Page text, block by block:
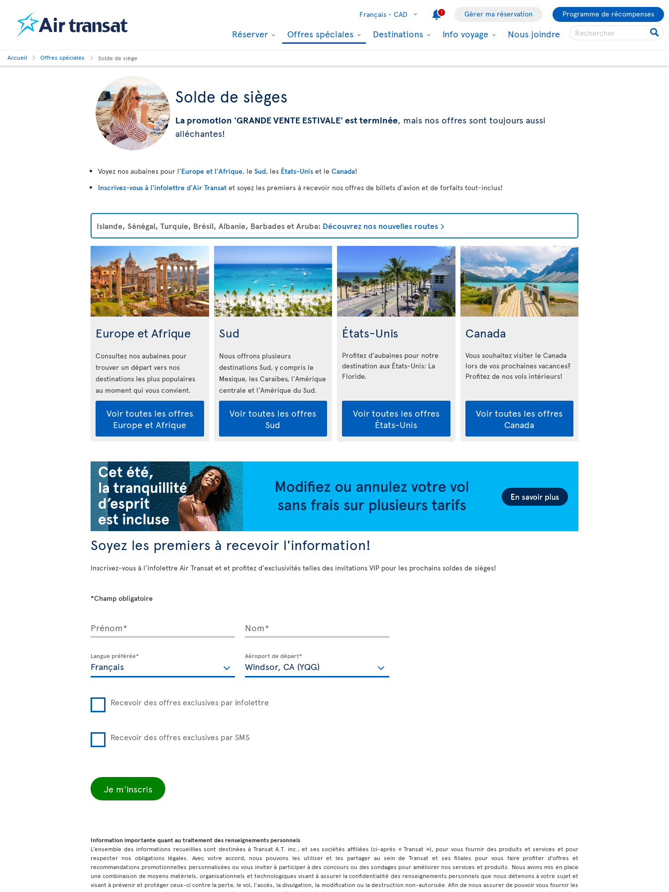
Français - CAD 1 Gérer ma réservation Programme de récompenses
Réserver Offres spéciales Destinations Info voyage Nous joindre
Accueil Offres spéciales Solde de siège
Solde de sièges
La promotion 'GRANDE VENTE ESTIVALE' est terminée, mais nos offres sont toujours aussi
alléchantes!
Voyez nos aubaines pour l'Europe et l'Afrique, le Sud, les États-Unis et le Canada!
Inscrivez-vous à l'infolettre d'Air Transat et soyez les premiers à recevoir nos offres de billets d'avion et de forfaits tout-inclus!
Islande, Sénégal, Turquie, Brésil, Albanie, Barbades et Aruba: Découvrez nos nouvelles routes
Europe et Afrique
Consultez nos aubaines pour
trouver un départ vers nos
destinations les plus populaires
au moment qui vous convient.
Voir toutes les offres
Europe et Afrique
Sud
Nous offrons plusieurs
destinations Sud, y compris le
Mexique, les Caraïbes, l'Amérique
centrale et l'Amérique du Sud.
Voir toutes les offres
Sud
États-Unis
Profitez d’aubaines pour notre
destination aux États-Unis: La
Floride.
Voir toutes les offres
États-Unis
Canada
Vous souhaitez visiter le Canada
lors de vos prochaines vacances?
Profitez de nos vols intérieurs!
Voir toutes les offres
Canada
Soyez les premiers à recevoir l'information!
Inscrivez-vous à l'infolettre Air Transat et et profitez d'exclusivités telles des invitations VIP pour les prochains soldes de sièges!
*Champ obligatoire
Prénom* Nom*
Langue préférée* Aéroport de départ*
Recevoir des offres exclusives par infolettre
Recevoir des offres exclusives par SMS
Je m'inscris
Information importante quant au traitement des renseignements personnels
L’ensemble des informations recueillies sont destinées à Transat A.T. inc., et ses sociétés affiliées (ci-après « Transat »), pour vous fournir des produits et services et pour
respecter nos obligations légales. Avec votre accord, nous pouvons les utiliser et les partager au sein de Transat et ses filiales pour vous faire profiter d’offres et
recommandations promotionnelles personnalisées ou vous inviter à participer à des concours ou des sondages pour améliorer nos services et produits. Nous avons mis en place
une combinaison de moyens matériels, organisationnels et technologiques visant à assurer la confidentialité des renseignements personnels que nous détenons à votre sujet et
visant à prévenir et protéger ceux-ci contre la perte, le vol, l’accès, la divulgation, la modification ou la destruction non-autorisée. Afin de nous assurer de pouvoir vous fournir les